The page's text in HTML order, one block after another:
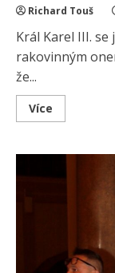
Richard Touš
Král Karel III.
rakovinným
že...
Více
more
podala
být